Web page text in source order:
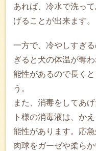
あれば、冷水で洗っ
げることが出来ます。
一方で、冷やしすぎ
ぎると犬の体温が奪
能性があるので長く
う。
また、消毒をしてあ
ト様の消毒液は、か
能性があります。応
肉球をガーゼや柔ら